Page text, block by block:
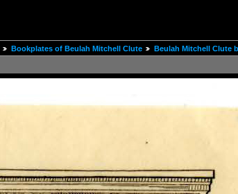
Bookplates of Beulah Mitchell Clute Beulah Mitchell Clute